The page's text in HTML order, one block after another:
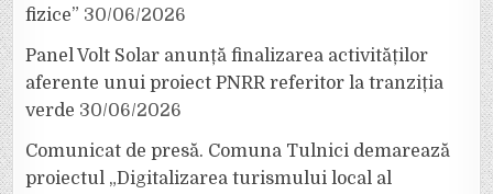
fizice” 30/06/2026
Panel Volt Solar anunță finalizarea activităților
aferente unui proiect PNRR referitor la tranziția
verde 30/06/2026
Comunicat de presă. Comuna Tulnici demarează
proiectul „Digitalizarea turismului local al